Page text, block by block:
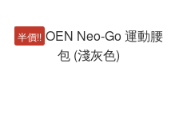
半價!!